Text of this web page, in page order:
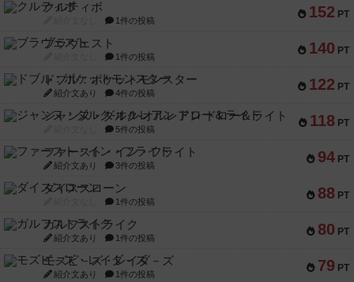
152 PT
クルティボ
1件の投稿
140 PT
ブラヴェスト
1件の投稿
122 PT
ドブル：ポケットモンスター
紹介文あり 4件の投稿
118 PT
ジャンヌ・ダルク-オルレアン ドロー＆ライト
5件の投稿
94 PT
ファースト・イン・フライト
紹介文あり 3件の投稿
88 PT
ダイススローン
1件の投稿
80 PT
ガルフストライク
紹介文あり 1件の投稿
79 PT
モズビ－ズ・レイダ－ズ
紹介文あり 1件の投稿